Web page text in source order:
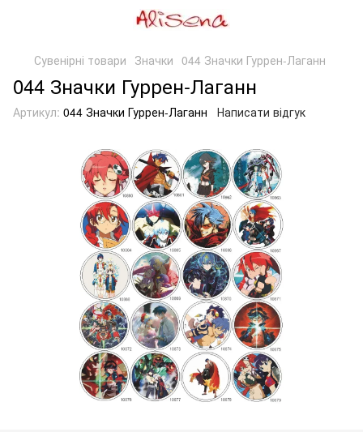
Сувенірні товари Значки 044 Значки Гуррен-Лаганн
044 Значки Гуррен-Лаганн
Артикул: 044 Значки Гуррен-Лаганн Написати відгук